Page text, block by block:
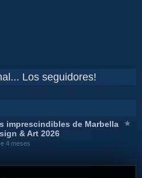
Los seguidores!
imprescindibles de Marbella
& Art 2026
4 meses